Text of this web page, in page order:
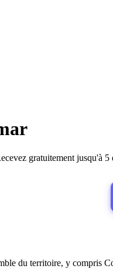
gratuitement jusqu'à
du territoire, y compris